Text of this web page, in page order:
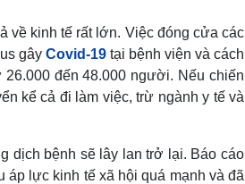
về kinh tế rất lớn. Việc đóng cửa các
gây Covid-19 tại bệnh viện và cách
đến 48.000 người. Nếu chiến
kể cả đi làm việc, trừ ngành y tế và
dịch bệnh sẽ lây lan trở lại. Báo cáo
lực kinh tế xã hội quá mạnh và đã